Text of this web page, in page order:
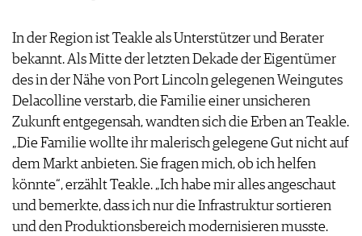
In der Region ist Teakle als Unterstützer und Berater
bekannt. Als Mitte der letzten Dekade der Eigentümer
des in der Nähe von Port Lincoln gelegenen Weingutes
Delacolline verstarb, die Familie einer unsicheren
Zukunft entgegensah, wandten sich die Erben an Teakle.
„Die Familie wollte ihr malerisch gelegene Gut nicht auf
dem Markt anbieten. Sie fragen mich, ob ich helfen
könnte“, erzählt Teakle. „Ich habe mir alles angeschaut
und bemerkte, dass ich nur die Infrastruktur sortieren
und den Produktionsbereich modernisieren musste.